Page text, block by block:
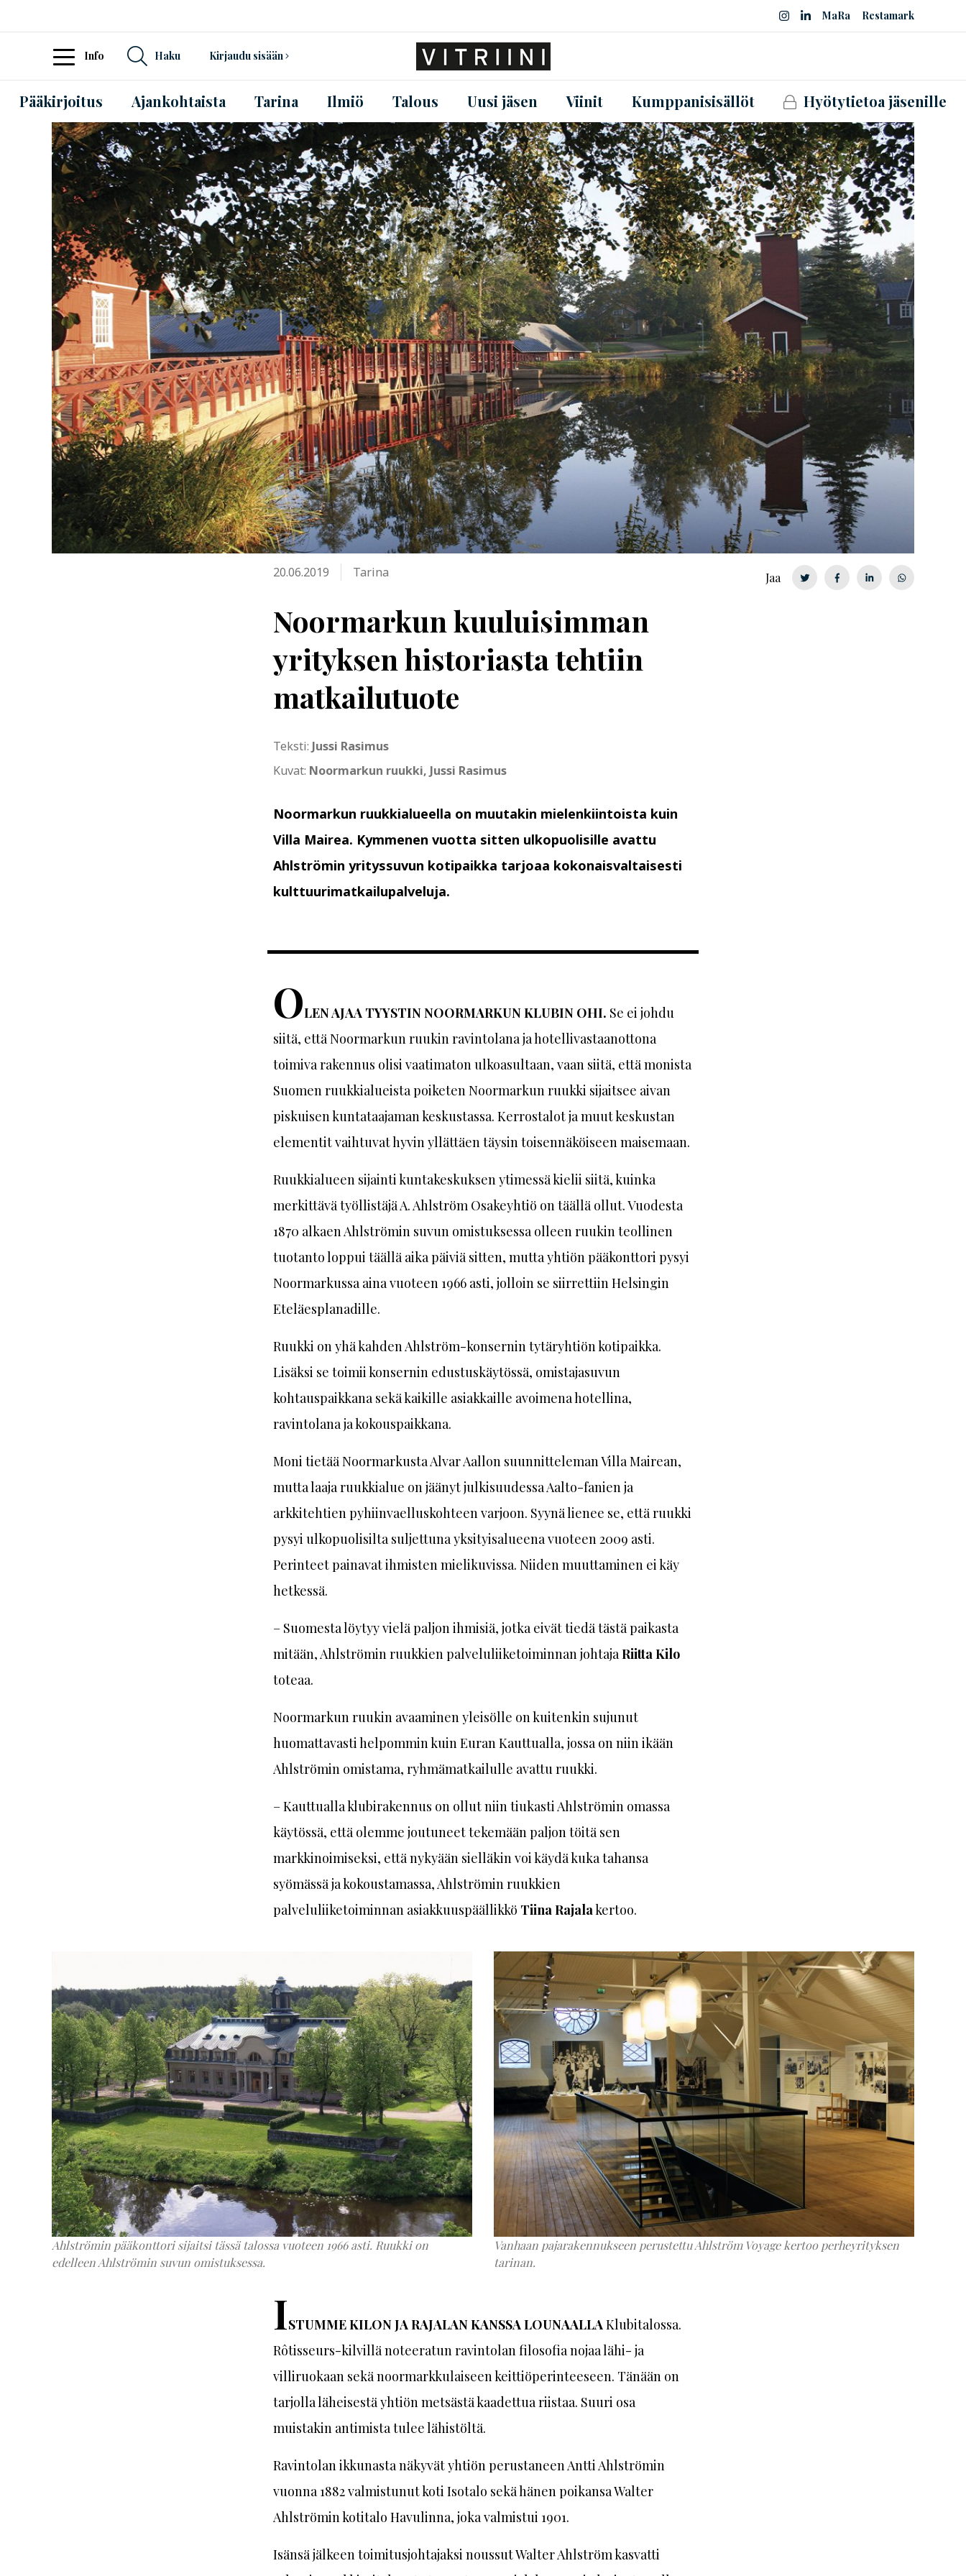
MaRa Restamark
Info Haku Kirjaudu sisään
Pääkirjoitus Ajankohtaista Tarina Ilmiö Talous Uusi jäsen Viinit Kumppanisisällöt Hyötytietoa jäsenille
20.06.2019 Tarina Jaa
Noormarkun kuuluisimman
yrityksen historiasta tehtiin
matkailutuote
Teksti: Jussi Rasimus
Kuvat: Noormarkun ruukki, Jussi Rasimus
Noormarkun ruukkialueella on muutakin mielenkiintoista kuin
Villa Mairea. Kymmenen vuotta sitten ulkopuolisille avattu
Ahlströmin yrityssuvun kotipaikka tarjoaa kokonaisvaltaisesti
kulttuurimatkailupalveluja.
OLEN AJAA TYYSTIN NOORMARKUN KLUBIN OHI. Se ei johdu
siitä, että Noormarkun ruukin ravintolana ja hotellivastaanottona
toimiva rakennus olisi vaatimaton ulkoasultaan, vaan siitä, että monista
Suomen ruukkialueista poiketen Noormarkun ruukki sijaitsee aivan
piskuisen kuntataajaman keskustassa. Kerrostalot ja muut keskustan
elementit vaihtuvat hyvin yllättäen täysin toisennäköiseen maisemaan.
Ruukkialueen sijainti kuntakeskuksen ytimessä kielii siitä, kuinka
merkittävä työllistäjä A. Ahlström Osakeyhtiö on täällä ollut. Vuodesta
1870 alkaen Ahlströmin suvun omistuksessa olleen ruukin teollinen
tuotanto loppui täällä aika päiviä sitten, mutta yhtiön pääkonttori pysyi
Noormarkussa aina vuoteen 1966 asti, jolloin se siirrettiin Helsingin
Eteläesplanadille.
Ruukki on yhä kahden Ahlström-konsernin tytäryhtiön kotipaikka.
Lisäksi se toimii konsernin edustuskäytössä, omistajasuvun
kohtauspaikkana sekä kaikille asiakkaille avoimena hotellina,
ravintolana ja kokouspaikkana.
Moni tietää Noormarkusta Alvar Aallon suunnitteleman Villa Mairean,
mutta laaja ruukkialue on jäänyt julkisuudessa Aalto-fanien ja
arkkitehtien pyhiinvaelluskohteen varjoon. Syynä lienee se, että ruukki
pysyi ulkopuolisilta suljettuna yksityisalueena vuoteen 2009 asti.
Perinteet painavat ihmisten mielikuvissa. Niiden muuttaminen ei käy
hetkessä.
– Suomesta löytyy vielä paljon ihmisiä, jotka eivät tiedä tästä paikasta
mitään, Ahlströmin ruukkien palveluliiketoiminnan johtajaRiitta Kilo
toteaa.
Noormarkun ruukin avaaminen yleisölle on kuitenkin sujunut
huomattavasti helpommin kuin Euran Kauttualla, jossa on niin ikään
Ahlströmin omistama, ryhmämatkailulle avattu ruukki.
– Kauttualla klubirakennus on ollut niin tiukasti Ahlströmin omassa
käytössä, että olemme joutuneet tekemään paljon töitä sen
markkinoimiseksi, että nykyään sielläkin voi käydä kuka tahansa
syömässä ja kokoustamassa, Ahlströmin ruukkien
palveluliiketoiminnan asiakkuuspäällikkö Tiina Rajalakertoo.
Ahlströmin pääkonttori sijaitsi tässä talossa vuoteen 1966 asti. Ruukki on
edelleen Ahlströmin suvun omistuksessa.
Vanhaan pajarakennukseen perustettu Ahlström Voyage kertoo perheyrityksen
tarinan.
ISTUMME KILON JA RAJALAN KANSSA LOUNAALLAKlubitalossa.
Rôtisseurs-kilvillä noteeratun ravintolan filosofia nojaa lähi- ja
villiruokaan sekä noormarkkulaiseen keittiöperinteeseen. Tänään on
tarjolla läheisestä yhtiön metsästä kaadettua riistaa. Suuri osa
muistakin antimista tulee lähistöltä.
Ravintolan ikkunasta näkyvät yhtiön perustaneen Antti Ahlströmin
vuonna 1882 valmistunut koti Isotalo sekä hänen poikansa Walter
Ahlströmin kotitalo Havulinna, joka valmistui 1901.
Isänsä jälkeen toimitusjohtajaksi noussut Walter Ahlström kasvatti